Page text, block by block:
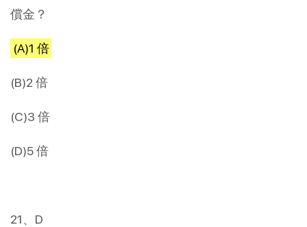
償金？
(A)1 倍
(B)2 倍
(C)3 倍
(D)5 倍
21、D